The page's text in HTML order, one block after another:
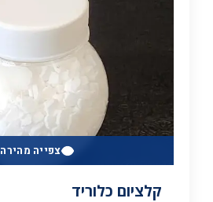
צפייה מהירה
קלציום כלוריד